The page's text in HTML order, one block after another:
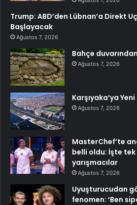
Trump: ABD’den Lübnan’a Direkt
Başlayacak
Ağustos 7, 2026
Bahçe duvarından
Ağustos 7, 2026
Karşıyaka’ya
Ağustos 7, 2026
MasterChef’te
belli oldu: İşte
yarışmacılar
Ağustos 7, 2026
Uyuşturucudan
fenomen: ‘Ben